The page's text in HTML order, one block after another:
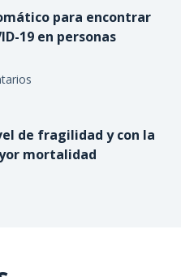
para encontrar
19 en personas
de fragilidad y con la
mortalidad